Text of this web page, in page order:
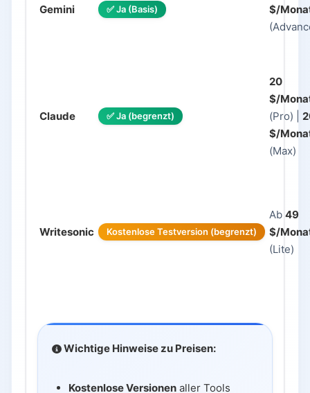
Gemini ✅ Ja (Basis)
$/
Claude ✅ Ja (begrenzt)
20
$/
(Pro) |
$/
(Max)
Writesonic Kostenlose Testversion (begrenzt)
Ab 49
$/
(Lite)
Wichtige Hinweise zu Preisen:
Kostenlose Versionen aller Tools